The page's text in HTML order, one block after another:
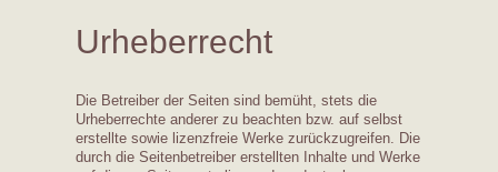
Urheberrecht
Die Betreiber der Seiten sind bemüht, stets die
Urheberrechte anderer zu beachten bzw. auf selbst
erstellte sowie lizenzfreie Werke zurückzugreifen. Die
durch die Seitenbetreiber erstellten Inhalte und Werke